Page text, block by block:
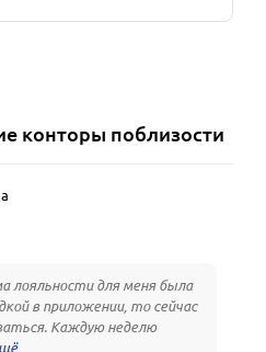
конторы поблизости
лояльности для меня была
в приложении, то сейчас
Каждую неделю